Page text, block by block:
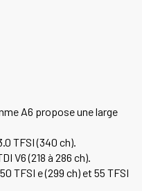
A6 propose une large
TFSI (340 ch).
V6 (218 à 286 ch).
TFSI e (299 ch) et 55 TFSI